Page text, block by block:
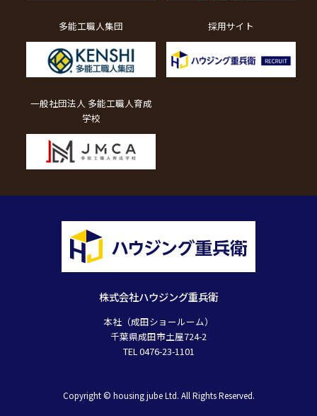
株式会社ハウジング重兵衛
本社（成田ショールーム）
千葉県成田市土屋724-2
TEL 0476-23-1101
多能工職人集団 採用サイト
一般社団法人 多能工職人育成
学校
Copyright © housing jube Ltd. All Rights Reserved.